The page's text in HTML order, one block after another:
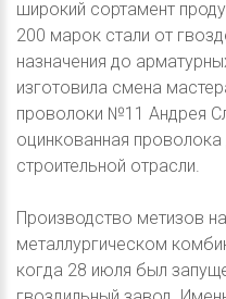
широкий сортамент
200 марок стали от
назначения до
изготовила смена
проволоки №11 Андрея
оцинкованная
строительной отрасли.
Производство метизов
металлургическом
когда 28 июля был